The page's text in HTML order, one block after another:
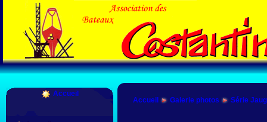
Accueil
Accueil Galerie photos Série